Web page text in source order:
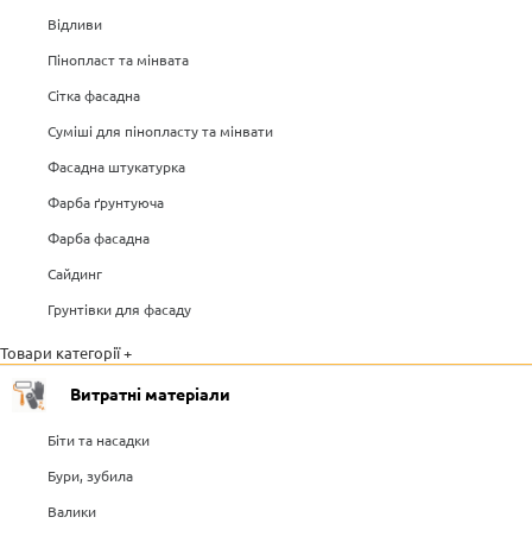
Відливи
Пінопласт та мінвата
Сітка фасадна
Суміші для пінопласту та мінвати
Фасадна штукатурка
Фарба ґрунтуюча
Фарба фасадна
Сайдинг
Грунтівки для фасаду
Товари категорії +
Витратні матеріали
Біти та насадки
Бури, зубила
Валики